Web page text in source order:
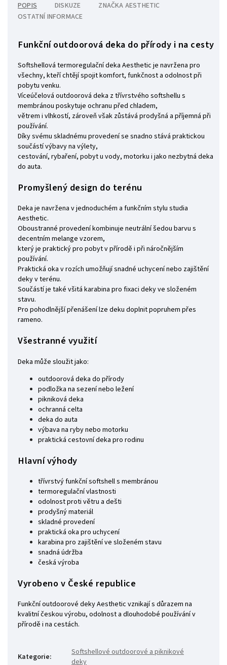
POPIS DISKUZE ZNAČKA AESTHETIC
OSTATNÍ INFORMACE
Funkční outdoorová deka do přírody i na cesty
Softshellová termoregulační deka Aesthetic je navržena pro
všechny, kteří chtějí spojit komfort, funkčnost a odolnost při
pobytu venku.
Víceúčelová outdoorová deka z třívrstvého softshellu s
membránou poskytuje ochranu před chladem,
větrem i vlhkostí, zároveň však zůstává prodyšná a příjemná při
používání.
Díky svému skladnému provedení se snadno stává praktickou
součástí výbavy na výlety,
cestování, rybaření, pobyt u vody, motorku i jako nezbytná deka
do auta.
Promyšlený design do terénu
Deka je navržena v jednoduchém a funkčním stylu studia
Aesthetic.
Oboustranné provedení kombinuje neutrální šedou barvu s
decentním melange vzorem,
který je praktický pro pobyt v přírodě i při náročnějším
používání.
Praktická oka v rozích umožňují snadné uchycení nebo zajištění
deky v terénu.
Součástí je také všitá karabina pro fixaci deky ve složeném
stavu.
Pro pohodlnější přenášení lze deku doplnit popruhem přes
rameno.
Všestranné využití
Deka může sloužit jako:
outdoorová deka do přírody
podložka na sezení nebo ležení
pikniková deka
ochranná celta
deka do auta
výbava na ryby nebo motorku
praktická cestovní deka pro rodinu
Hlavní výhody
třívrstvý funkční softshell s membránou
termoregulační vlastnosti
odolnost proti větru a dešti
prodyšný materiál
skladné provedení
praktická oka pro uchycení
karabina pro zajištění ve složeném stavu
snadná údržba
česká výroba
Vyrobeno v České republice
Funkční outdoorové deky Aesthetic vznikají s důrazem na
kvalitní českou výrobu, odolnost a dlouhodobé používání v
přírodě i na cestách.
Kategorie:
Softshellové outdoorové a piknikové
deky